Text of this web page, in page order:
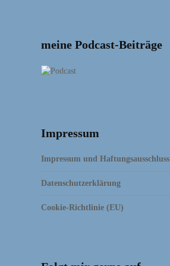
meine Podcast-Beiträge
Impressum
Impressum und Haftungsausschluss
Datenschutzerklärung
Cookie-Richtlinie (EU)